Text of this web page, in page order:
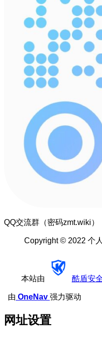
QQ交流群（密码zmt.wiki）
Copyright © 2022 个
本站由 酷盾安
由 OneNav 强力驱动
网址设置